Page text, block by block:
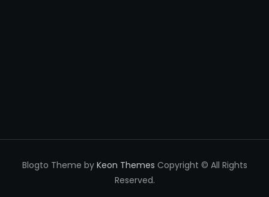
Blogto Theme by Keon Themes Copyright © All Rights
Reserved.